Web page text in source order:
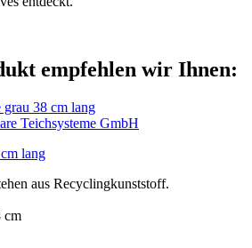
empfehlen wir Ihnen:
lang
aus Recyclingkunststoff.
cm